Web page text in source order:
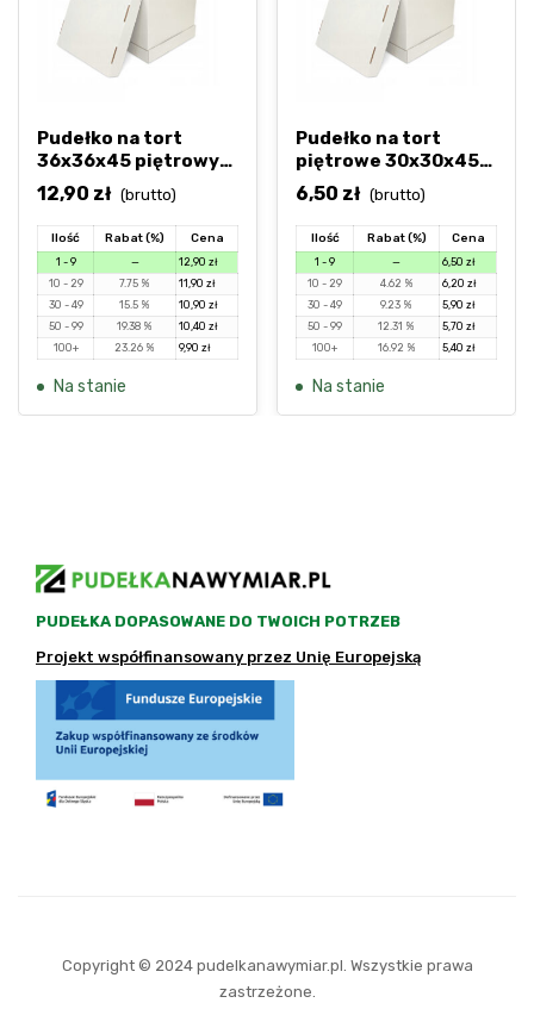
Pudełko na tort
36x36x45 piętrowy
duży wysoki
12,90 zł (brutto)
Ilość Rabat (%) Cena
1 - 9 — 12,90 zł
10 - 29
7.75 % 11,90 zł
30 - 49
15.5 % 10,90 zł
50 - 99
19.38 % 10,40 zł
100+
23.26 % 9,90 zł
Na stanie
Pudełko na tort
piętrowe 30x30x45
cm
6,50 zł (brutto)
Ilość Rabat (%) Cena
1 - 9 — 6,50 zł
10 - 29
4.62 % 6,20 zł
30 - 49
9.23 % 5,90 zł
50 - 99
12.31 % 5,70 zł
100+
16.92 % 5,40 zł
Na stanie
PUDEŁKA DOPASOWANE DO TWOICH POTRZEB
Projekt współfinansowany przez Unię Europejską
Copyright © 2024 pudelkanawymiar.pl. Wszystkie prawa
zastrzeżone.